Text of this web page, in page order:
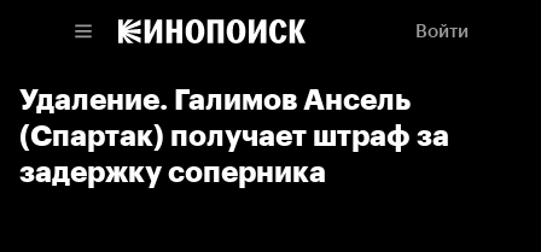
Войти
Удаление. Галимов Ансель
(Спартак) получает штраф за
задержку соперника